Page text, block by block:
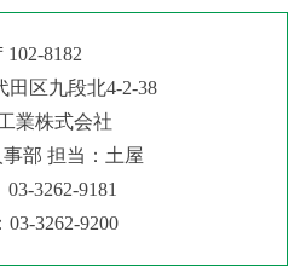
102-8182
田区九段北4-2-38
業株式会社
部 担当：土屋
03-3262-9181
03-3262-9200